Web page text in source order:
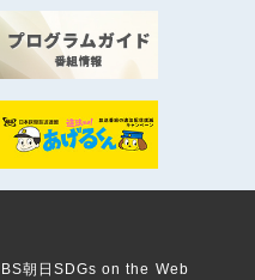
BS朝日SDGs on the Web